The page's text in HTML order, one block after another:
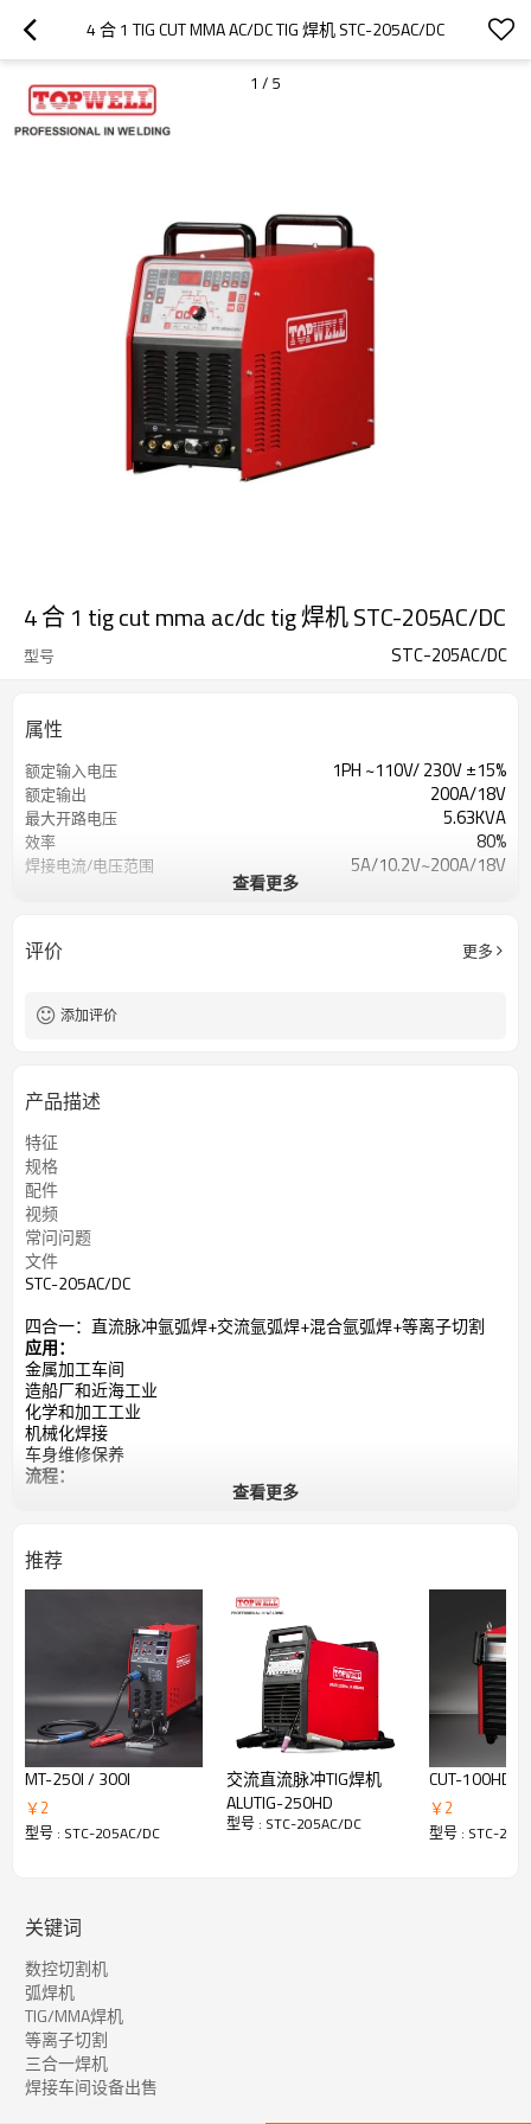
4 合 1 TIG CUT MMA AC/DC TIG 焊机 STC-205AC/DC
1 / 5
4 合 1 tig cut mma ac/dc tig 焊机 STC-205AC/DC
型号 STC-205AC/DC
属性
额定输入电压 1PH ~110V/ 230V ±15%
额定输出 200A/18V
最大开路电压 5.63KVA
效率 80%
焊接电流/电压范围 5A/10.2V~200A/18V
气体临流/延迟时间
保修单 1年保修
重量
查看更多
评价 更多
添加评价
产品描述
特征
规格
配件
视频
常问问题
文件
STC-205AC/DC
四合一：直流脉冲氩弧焊+交流氩弧焊+混合氩弧焊+等离子切割
应用：
金属加工车间
造船厂和近海工业
化学和加工工业
机械化焊接
车身维修保养
流程：
综合格斗（棒），
40℃ (104℉) 时的额定输出：
氩弧焊：200A/18V/60%
PAC：50A/100V/ 60%
重量：26公斤
常规脉冲 TIG
通常为 0.2 至 10 PPS。对焊接熔池提供加热和冷却效果，并可通
过降低平均电流强度来减少变形。这种加热和冷却效果还会在焊道
中产生明显的波纹图案。脉冲频率和行进速度之间的关系决定了波
查看更多
推荐
MT-250I / 300I
￥2
型号 : STC-205AC/DC
交流直流脉冲TIG焊机
ALUTIG-250HD
型号 : STC-205AC/DC
CUT-100HD
￥2
型号 : STC-
关键词
数控切割机
弧焊机
TIG/MMA焊机
等离子切割
三合一焊机
焊接车间设备出售